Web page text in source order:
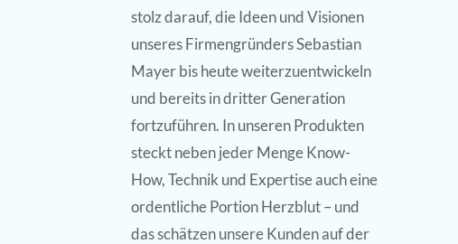
stolz darauf, die Ideen und Visionen
unseres Firmengründers Sebastian
Mayer bis heute weiterzuentwickeln
und bereits in dritter Generation
fortzuführen. In unseren Produkten
steckt neben jeder Menge Know-
How, Technik und Expertise auch eine
ordentliche Portion Herzblut – und
das schätzen unsere Kunden auf der